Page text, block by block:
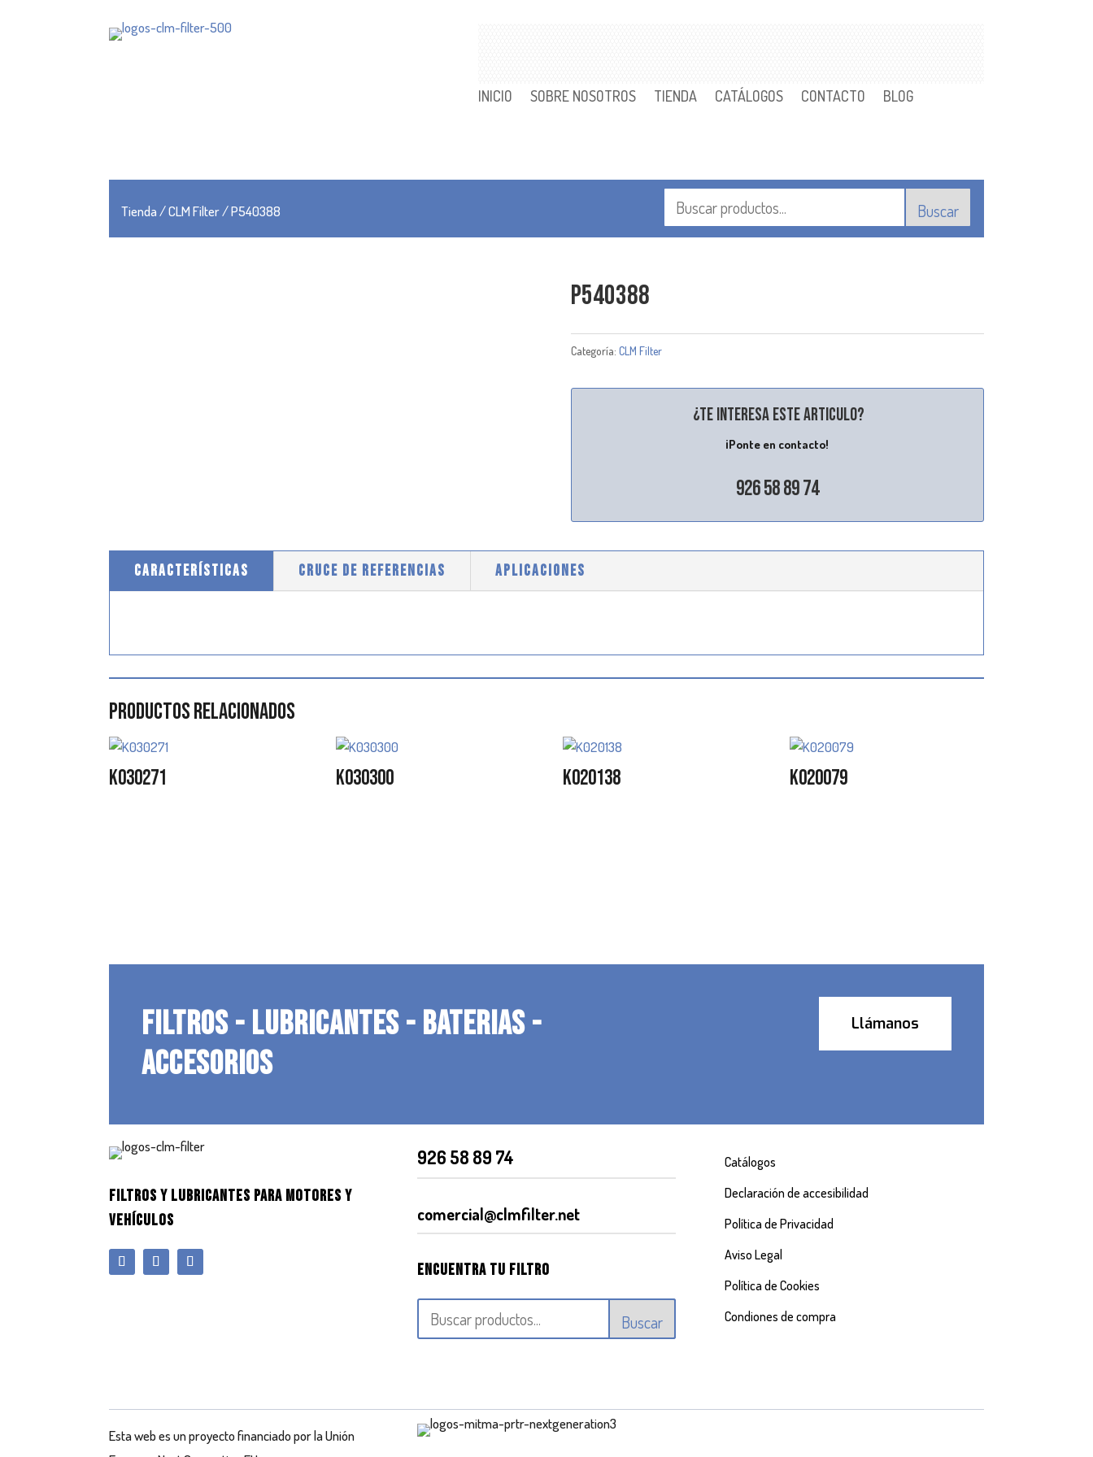
INICIO SOBRE NOSOTROS TIENDA CATÁLOGOS CONTACTO BLOG
Tienda/CLM Filter/ P540388 Buscar
P540388
Categoría: CLM Filter
¿Te interesa este articulo?
¡Ponte en contacto!
926 58 89 74
CARACTERÍSTICAS CRUCE DE REFERENCIAS APLICACIONES
Productos relacionados
K030271 K030300 K020138 K020079
FILTROS - LUBRICANTES - BATERIAS -
ACCESORIOS
Llámanos
FILTROS Y LUBRICANTES PARA MOTORES Y
VEHÍCULOS
926 58 89 74
comercial@clmfilter.net
Encuentra tu filtro
Buscar
Catálogos
Declaración de accesibilidad
Política de Privacidad
Aviso Legal
Política de Cookies
Condiones de compra
Esta web es un proyecto financiado por la Unión